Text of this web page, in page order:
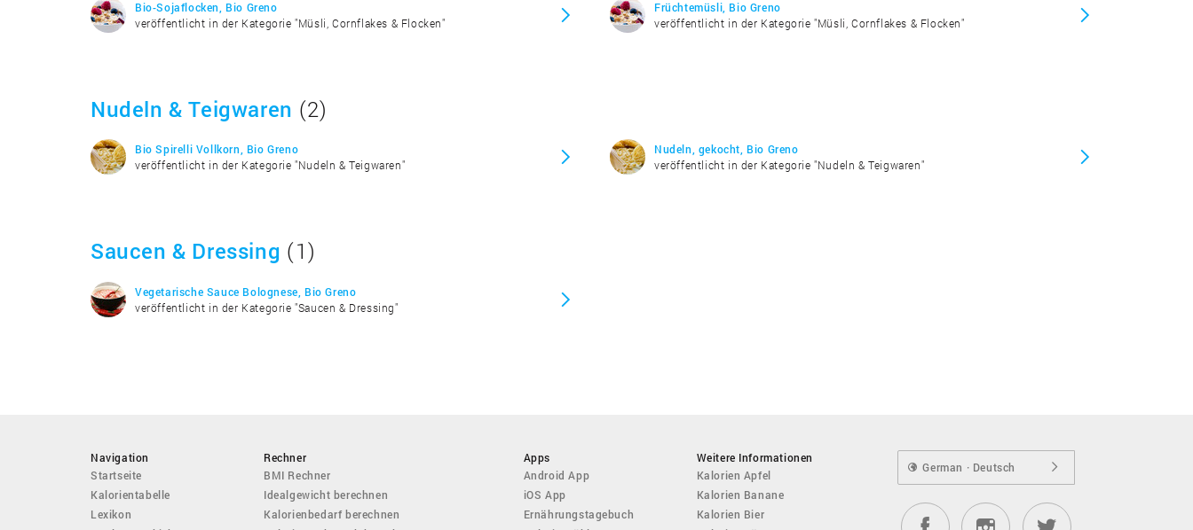
Bio-Sojaflocken, Bio Greno
veröffentlicht in der Kategorie "Müsli, Cornflakes & Flocken"
Früchtemüsli, Bio Greno
veröffentlicht in der Kategorie "Müsli, Cornflakes & Flocken"
Nudeln & Teigwaren (2)
Bio Spirelli Vollkorn, Bio Greno
veröffentlicht in der Kategorie "Nudeln & Teigwaren"
Nudeln, gekocht, Bio Greno
veröffentlicht in der Kategorie "Nudeln & Teigwaren"
Saucen & Dressing (1)
Vegetarische Sauce Bolognese, Bio Greno
veröffentlicht in der Kategorie "Saucen & Dressing"
Navigation
Startseite
Kalorientabelle
Lexikon
Rechner
BMI Rechner
Idealgewicht berechnen
Kalorienbedarf berechnen
Apps
Android App
iOS App
Ernährungstagebuch
Weitere Informationen
Kalorien Apfel
Kalorien Banane
Kalorien Bier
German · Deutsch